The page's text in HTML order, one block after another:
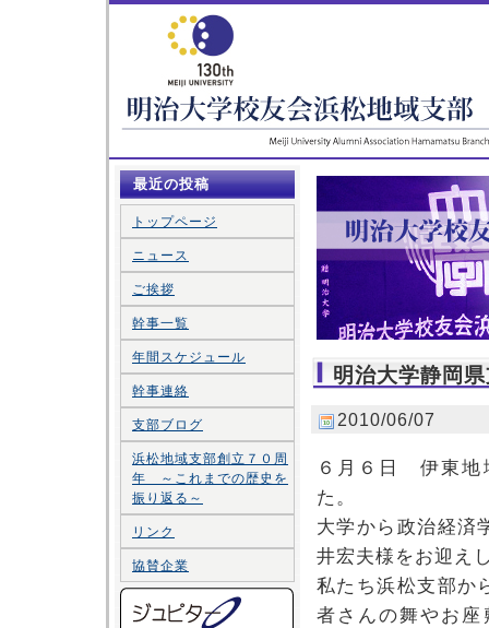
最近の投稿
トップページ
ニュース
ご挨拶
幹事一覧
年間スケジュール
幹事連絡
支部ブログ
浜松地域支部創立７０周
年 ～これまでの歴史を
振り返る～
リンク
協賛企業
明治大学静岡
2010/06/07
６月６日 伊東地
た。
大学から政治経済
井宏夫様をお迎え
私たち浜松支部か
者さんの舞やお